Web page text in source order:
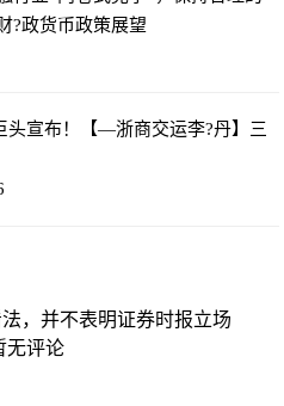
政货币政策展望
宣布！
【—浙商交运李?丹】三
，并不表明证券时报立场
无评论